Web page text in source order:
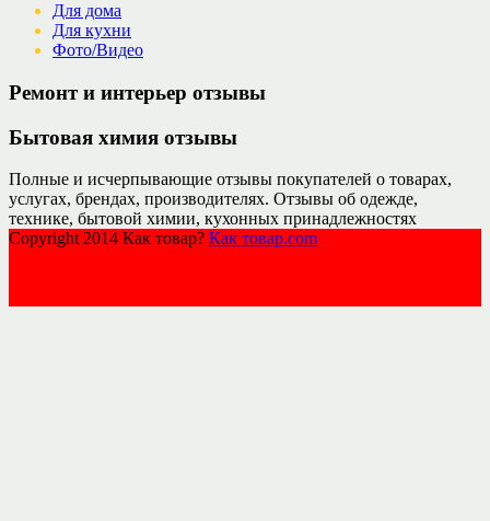
Для дома
Для кухни
Фото/Видео
Ремонт и интерьер отзывы
Бытовая химия отзывы
Полные и исчерпывающие отзывы покупателей о товарах,
услугах, брендах, производителях. Отзывы об одежде,
технике, бытовой химии, кухонных принадлежностях
Copyright 2014 Как товар? Как товар.com